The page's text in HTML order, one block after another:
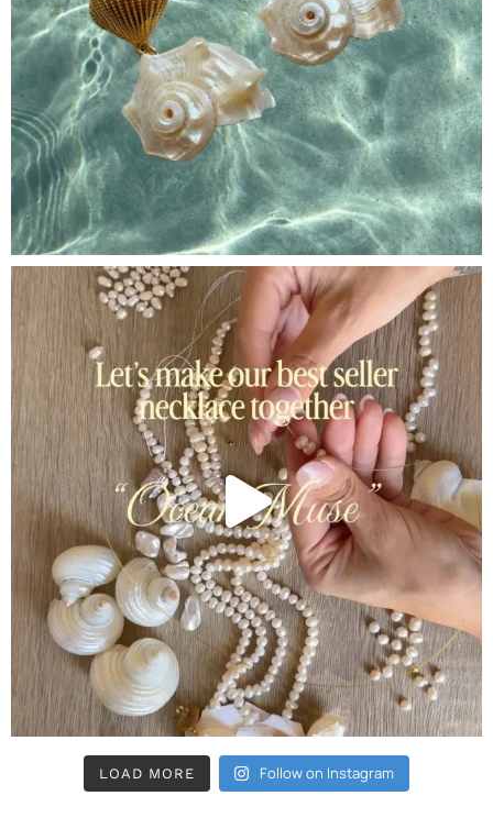
LOAD MORE Follow on Instagram